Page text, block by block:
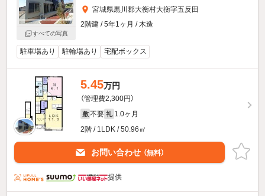
すべての写真
宮城県黒川郡大衡村大衡字五反田
2階建 / 5年1ヶ月 / 木造
駐車場あり 駐輪場あり 宅配ボックス
5.45万円
（管理費2,300円）
敷 不要 礼 1.0ヶ月
2階 / 1LDK / 50.96㎡
お問い合わせ （無料）
提供